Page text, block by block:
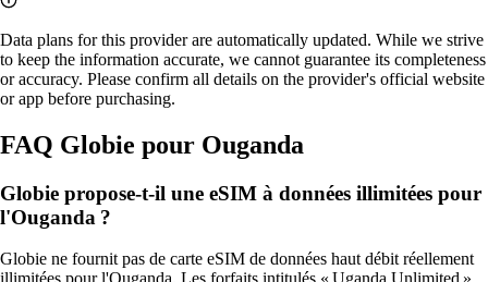
Data plans for this provider are automatically updated. While we strive
to keep the information accurate, we cannot guarantee its completeness
or accuracy. Please confirm all details on the provider's official website
or app before purchasing.
FAQ Globie pour Ouganda
Globie propose-t-il une eSIM à données illimitées pour
l'Ouganda ?
Globie ne fournit pas de carte eSIM de données haut débit réellement